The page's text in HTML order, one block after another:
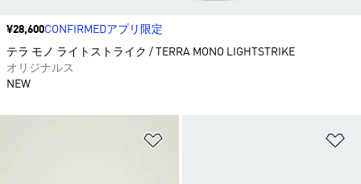
価格
¥28,600CONFIRMEDアプリ限定
テラ モノ ライトストライク / TERRA MONO LIGHTSTRIKE
オリジナルス
NEW